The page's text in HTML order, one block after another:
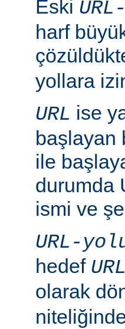
Eski
harf
yollara
URL ise
başlayan
ile
durumda
ismi ve
URL-
hedef URL
olarak